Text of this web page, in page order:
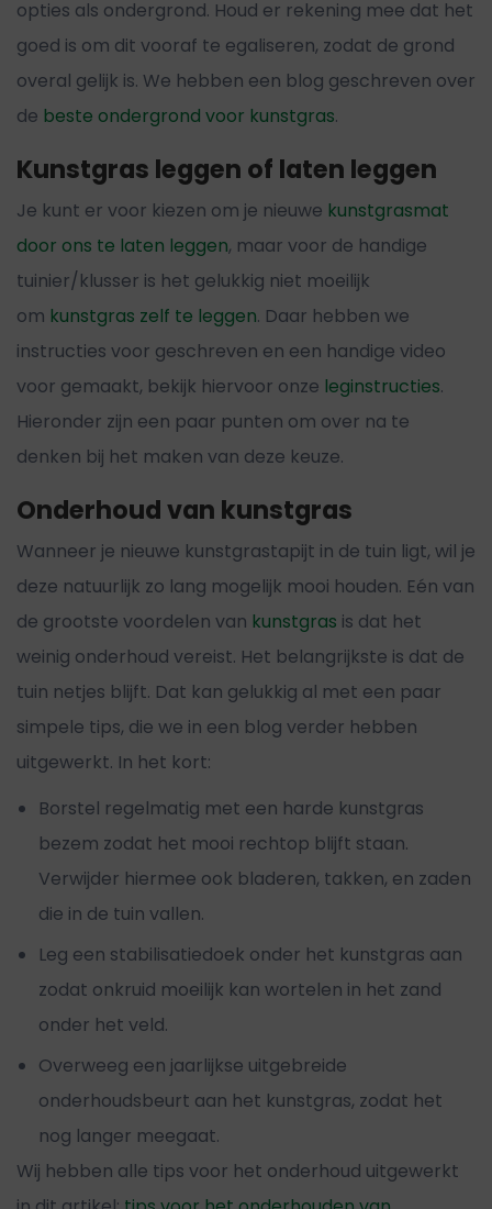
opties als ondergrond. Houd er rekening mee dat het
goed is om dit vooraf te egaliseren, zodat de grond
overal gelijk is. We hebben een blog geschreven over
de beste ondergrond voor kunstgras.
Kunstgras leggen of laten leggen
Je kunt er voor kiezen om je nieuwe kunstgrasmat
door ons te laten leggen, maar voor de handige
tuinier/klusser is het gelukkig niet moeilijk
om kunstgras zelf te leggen. Daar hebben we
instructies voor geschreven en een handige video
voor gemaakt, bekijk hiervoor onze leginstructies.
Hieronder zijn een paar punten om over na te
denken bij het maken van deze keuze.
Onderhoud van kunstgras
Wanneer je nieuwe kunstgrastapijt in de tuin ligt, wil je
deze natuurlijk zo lang mogelijk mooi houden. Eén van
de grootste voordelen van kunstgras is dat het
weinig onderhoud vereist. Het belangrijkste is dat de
tuin netjes blijft. Dat kan gelukkig al met een paar
simpele tips, die we in een blog verder hebben
uitgewerkt. In het kort:
Borstel regelmatig met een harde kunstgras
bezem zodat het mooi rechtop blijft staan.
Verwijder hiermee ook bladeren, takken, en zaden
die in de tuin vallen.
Leg een stabilisatiedoek onder het kunstgras aan
zodat onkruid moeilijk kan wortelen in het zand
onder het veld.
Overweeg een jaarlijkse uitgebreide
onderhoudsbeurt aan het kunstgras, zodat het
nog langer meegaat.
Wij hebben alle tips voor het onderhoud uitgewerkt